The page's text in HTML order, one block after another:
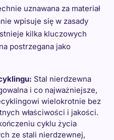
uznawana za materiał
wpisuje się w zasady
kilka kluczowych
postrzegana jako
Stal nierdzewna
i co najważniejsze,
wielokrotnie bez
właściwości i jakości.
cyklu życia
ze stali nierdzewnej,